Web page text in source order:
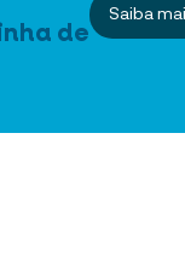
de
Saiba